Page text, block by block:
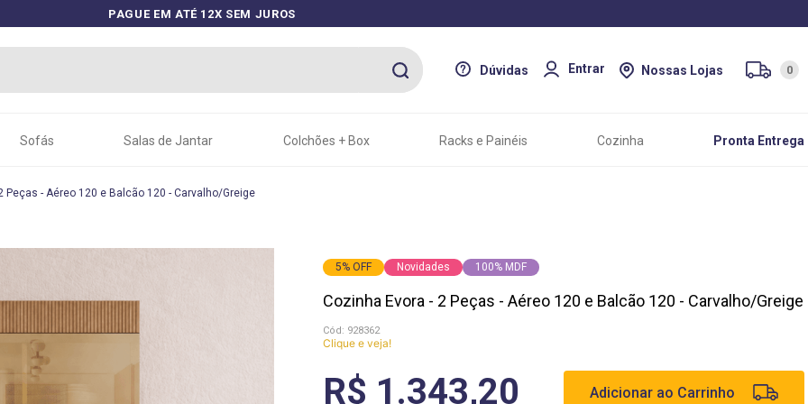
PAGUE EM ATÉ 12X SEM JUROS
Dúvidas Entrar Nossas Lojas 0
Sofás Salas de Jantar Colchões + Box Racks e Painéis Cozinha Pronta Entrega
Peças - Aéreo 120 e Balcão 120 - Carvalho/Greige
5%OFF Novidades 100% MDF
Cozinha Evora - 2 Peças - Aéreo 120 e Balcão 120 - Carvalho/Greige
: 928362
Clique e veja!
R$ 1.343,20 Adicionar ao Carrinho